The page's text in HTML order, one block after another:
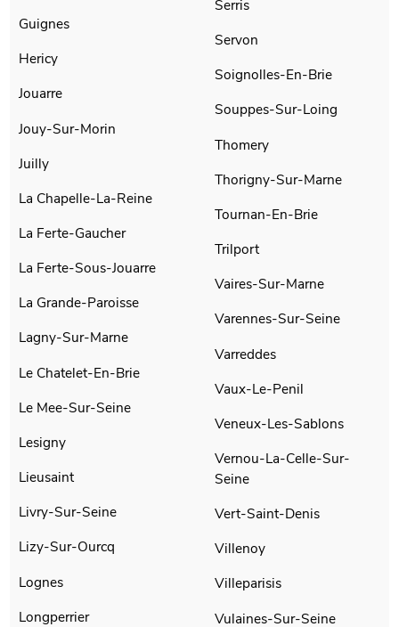
Guignes
Hericy
Jouarre
Jouy-Sur-Morin
Juilly
La Chapelle-La-Reine
La Ferte-Gaucher
La Ferte-Sous-Jouarre
La Grande-Paroisse
Lagny-Sur-Marne
Le Chatelet-En-Brie
Le Mee-Sur-Seine
Lesigny
Lieusaint
Livry-Sur-Seine
Lizy-Sur-Ourcq
Lognes
Longperrier
Serris
Servon
Soignolles-En-Brie
Souppes-Sur-Loing
Thomery
Thorigny-Sur-Marne
Tournan-En-Brie
Trilport
Vaires-Sur-Marne
Varennes-Sur-Seine
Varreddes
Vaux-Le-Penil
Veneux-Les-Sablons
Vernou-La-Celle-Sur-
Seine
Vert-Saint-Denis
Villenoy
Villeparisis
Vulaines-Sur-Seine